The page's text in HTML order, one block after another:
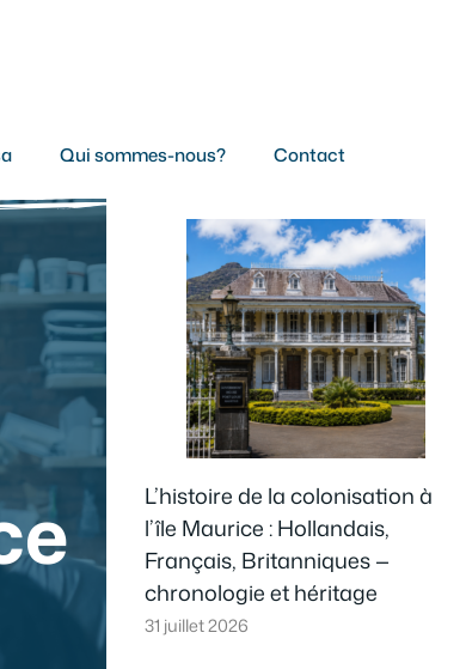
Qui sommes-nous? Contact
L’histoire de la colonisation à
l’île Maurice : Hollandais,
Français, Britanniques —
chronologie et héritage
31 juillet 2026